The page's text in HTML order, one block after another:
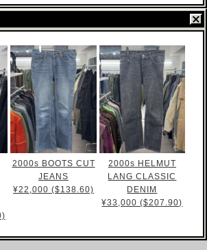
2000s BOOTS CUT
JEANS
¥22,000 ($138.60)
2000s HELMUT
LANG CLASSIC
DENIM
¥33,000 ($207.90)